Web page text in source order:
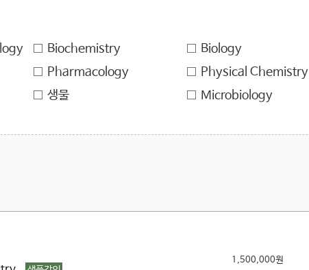
Biochemistry Biology
Pharmacology Physical Chemistry
생물 Microbiology
1,500,000원